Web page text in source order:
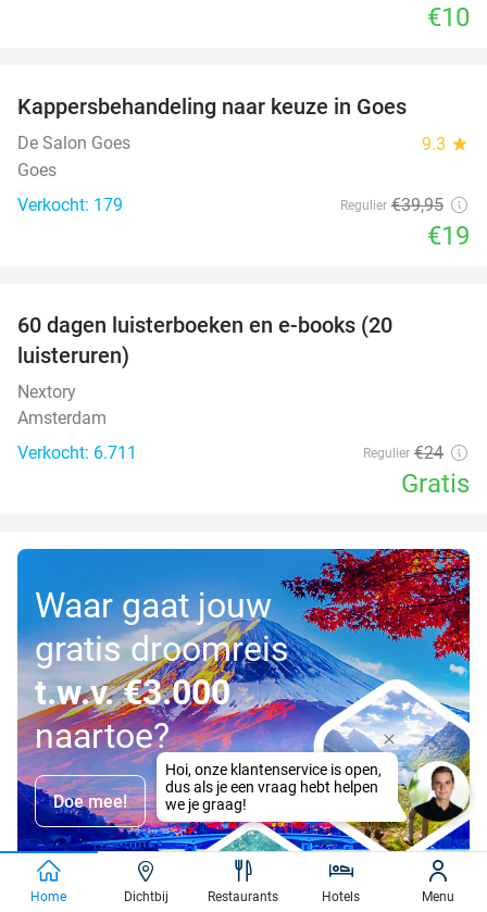
€10
Kappersbehandeling naar keuze in Goes
De Salon Goes 9.3 star
Goes
Verkocht: 179
Regulier €39,95
€19
60 dagen luisterboeken en e-books (20
luisteruren)
Nextory
Amsterdam
Verkocht: 6.711
Regulier €24
Gratis
Waar gaat jouw
gratis droomreis
t.w.v. €3.000
naartoe?
Doe mee!
Home Dichtbij Restaurants Hotels Menu